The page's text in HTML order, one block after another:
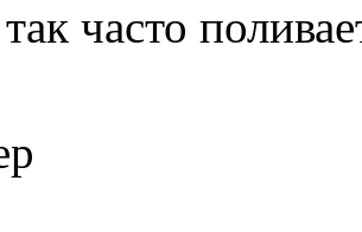
часто